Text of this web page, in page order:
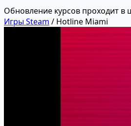
Обновление курсов проходит
Игры Steam / Hotline Miami